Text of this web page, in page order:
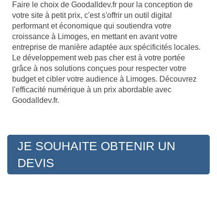
Faire le choix de Goodalldev.fr pour la conception de
votre site à petit prix, c'est s'offrir un outil digital
performant et économique qui soutiendra votre
croissance à Limoges, en mettant en avant votre
entreprise de manière adaptée aux spécificités locales.
Le développement web pas cher est à votre portée
grâce à nos solutions conçues pour respecter votre
budget et cibler votre audience à Limoges. Découvrez
l'efficacité numérique à un prix abordable avec
Goodalldev.fr.
JE SOUHAITE OBTENIR UN
DEVIS